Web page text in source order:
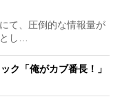
て、圧倒的な情報量が
し…
ク「俺がカブ番長！」